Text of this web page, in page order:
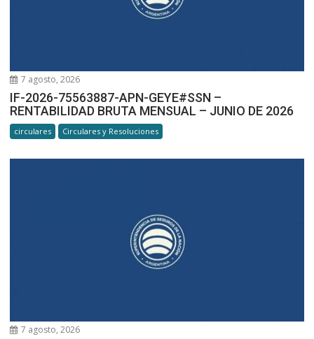
7 agosto, 2026
IF-2026-75563887-APN-GEYE#SSN –
RENTABILIDAD BRUTA MENSUAL – JUNIO DE 2026
circulares Circulares y Resoluciones
7 agosto, 2026